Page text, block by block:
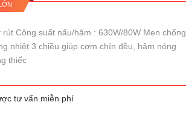
Công suất nấu/hâm : 630W/80W Men chống
nhiệt 3 chiều giúp cơm chín đều, hâm nóng
thiếc
tư vấn miễn phí